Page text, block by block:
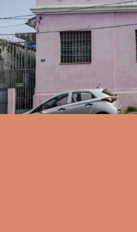
SOBRE
INSTAGRAM
CONTATO
FICHA
TÉCNICA